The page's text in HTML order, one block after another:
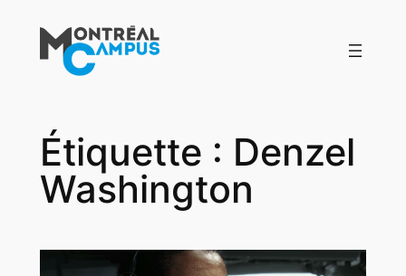
contenu
Étiquette : Denzel
Washington